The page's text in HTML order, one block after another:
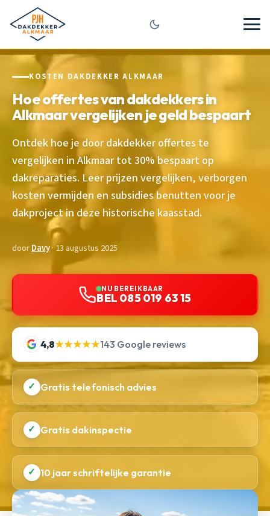
KOSTEN DAKDEKKER ALKMAAR
Hoe offertes van dakdekkers in
Alkmaar vergelijken je geld bespaart
Ontdek hoe je door dakdekker offertes te
vergelijken in Alkmaar tot 30% bespaart op
dakreparaties. Leer prijzen vergelijken, verborgen
kosten vermijden en subsidies benutten voor je
dakproject in deze historische kaasstad.
doorDavy· 13 augustus 2025
NU BEREIKBAAR
BEL 085 019 63 15
4,8★★★★★143 Google reviews
✓ Gratis telefonisch advies
✓ Gratis dakinspectie
✓ 10 jaar schriftelijke garantie